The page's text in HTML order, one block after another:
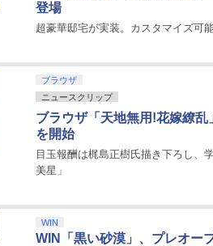
登場
超豪華邸宅が実装。カスタマイズ可
ブラウザ
ニュースクリップ
ブラウザ「天地無用!花嫁繚乱
を開始
目玉報酬は梶島正樹氏描き下ろし、
美星」
WIN
WIN「黒い砂漠」、プレオー